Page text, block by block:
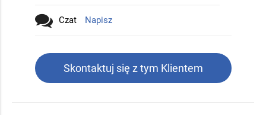
Czat Napisz
Skontaktuj się z tym Klientem